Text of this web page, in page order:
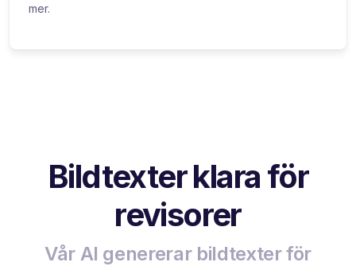
mer.
Bildtexter klara för
revisorer
Vår AI genererar bildtexter för